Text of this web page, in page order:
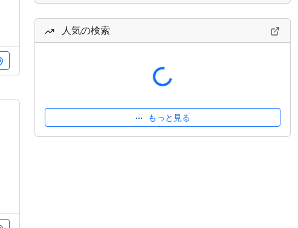
人気の検索
読み込み中...
もっと見る